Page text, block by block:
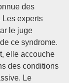
des
Les experts
le juge
ce syndrome.
elle accouche
des conditions
Le